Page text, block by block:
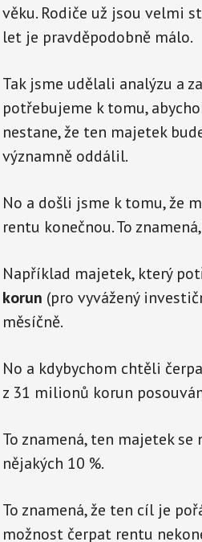
věku. Rodiče už jsou velmi
let je pravděpodobně málo.
Tak jsme udělali analýzu a
potřebujeme k tomu,
nestane, že ten majetek
významně oddálil.
No a došli jsme k tomu, že
rentu konečnou. To
Například majetek, který
korun (pro vyvážený
měsíčně.
No a kdybychom chtěli
z 31 milionů korun
To znamená, ten majetek
nějakých 10 %.
To znamená, že ten cíl je
možnost čerpat rentu